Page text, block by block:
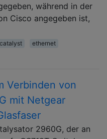
während in der
Cisco angegeben ist,
ethernet
Verbinden von
mit Netgear
2960G, der an